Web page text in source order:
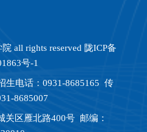
all rights reserved 陇ICP备
号-1
生电话：0931-8685165 传
8685007
关区雁北路400号 邮编：